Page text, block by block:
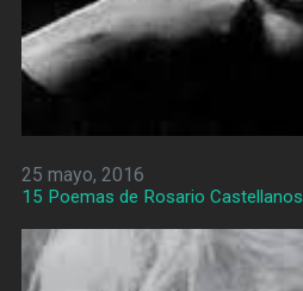
25 mayo, 2016
15 Poemas de Rosario Castellanos